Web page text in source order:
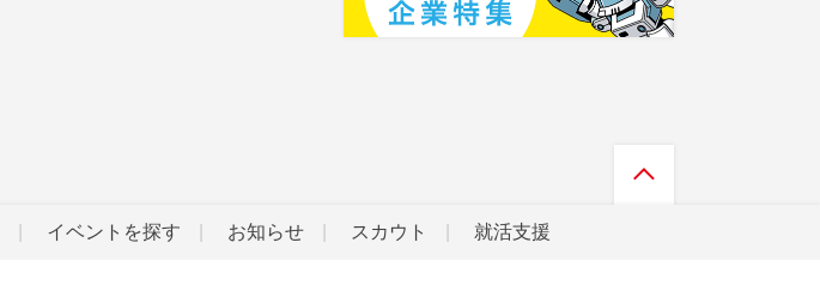
イベントを探す お知らせ スカウト 就活支援